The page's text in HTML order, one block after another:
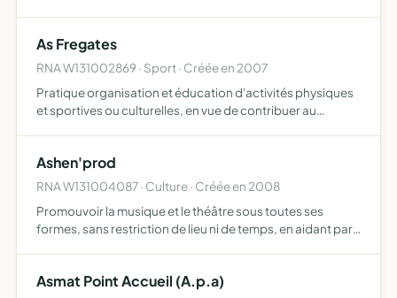
As Fregates
RNA W131002869 · Sport · Créée en 2007
Pratique organisation et éducation d'activités physiques
et sportives ou culturelles, en vue de contribuer au
démocrat…
Ashen'prod
RNA W131004087 · Culture · Créée en 2008
Promouvoir la musique et le théâtre sous toutes ses
formes, sans restriction de lieu ni de temps, en aidant par
culturel…
Asmat Point Accueil (A.p.a)